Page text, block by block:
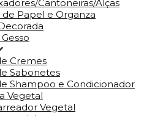
Cantoneiras/Alças
de Papel e Organza
Cremes
Sabonetes
Shampoo e Condicionador
Vegetal
Vegetal